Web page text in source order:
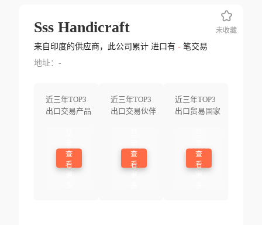
Sss Handicraft
来自印度的供应商，此公司累计 进口有 -笔交易
地址：-
近三年TOP3
出口交易产品
查
看
近三年TOP3
出口交易伙伴
查
看
近三年TOP3
出口贸易国家
查
看
未收藏